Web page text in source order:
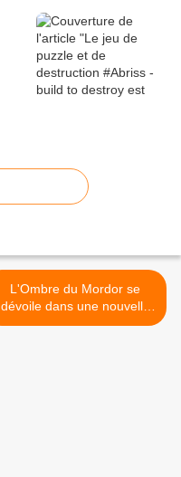
L'Ombre du Mordor se
dévoile dans une nouvelle
bande-annonce >